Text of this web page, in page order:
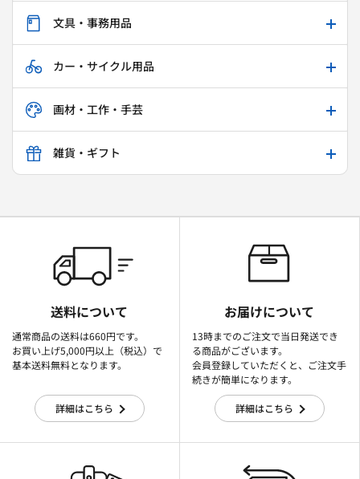
文具・事務用品
カー・サイクル用品
画材・工作・手芸
雑貨・ギフト
送料について
通常商品の送料は660円です。
お買い上げ5,000円以上（税込）で
基本送料無料となります。
詳細はこちら
お届けについて
13時までのご注文で当日発送でき
る商品がございます。
会員登録していただくと、ご注文手
続きが簡単になります。
詳細はこちら